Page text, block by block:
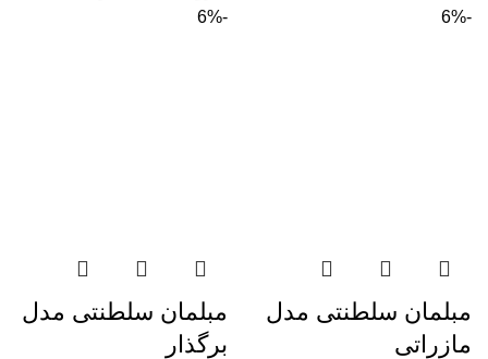
-6%
مبلمان سلطنتی مدل
مازراتی
-6%
مبلمان سلطنتی مدل
برگذار